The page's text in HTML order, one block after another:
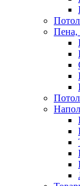
Пена,